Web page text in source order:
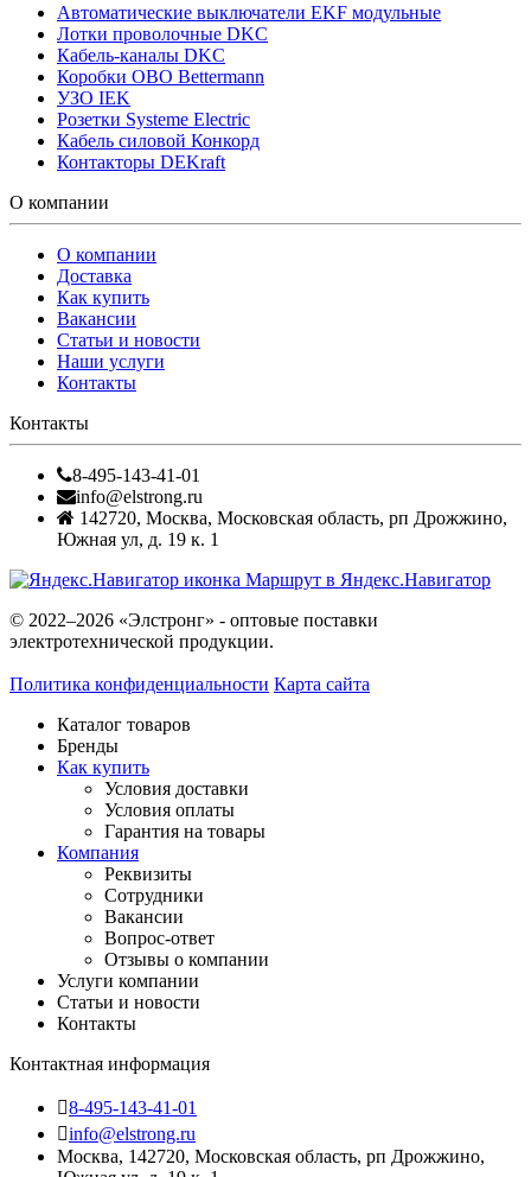
Автоматические выключатели EKF модульные
Лотки проволочные DKC
Кабель-каналы DKC
Коробки OBO Bettermann
УЗО IEK
Розетки Systeme Electric
Кабель силовой Конкорд
Контакторы DEKraft
О компании
О компании
Доставка
Как купить
Вакансии
Статьи и новости
Наши услуги
Контакты
Контакты
8-495-143-41-01
info@elstrong.ru
142720, Москва, Московская область, рп Дрожжино,
Южная ул, д. 19 к. 1
Маршрут в Яндекс.Навигатор
© 2022–2026 «Элстронг» - оптовые поставки
электротехнической продукции.
Политика конфиденциальности Карта сайта
Каталог товаров
Бренды
Как купить
Условия доставки
Условия оплаты
Гарантия на товары
Компания
Реквизиты
Сотрудники
Вакансии
Вопрос-ответ
Отзывы о компании
Услуги компании
Статьи и новости
Контакты
Контактная информация
8-495-143-41-01
info@elstrong.ru
Москва, 142720, Московская область, рп Дрожжино,